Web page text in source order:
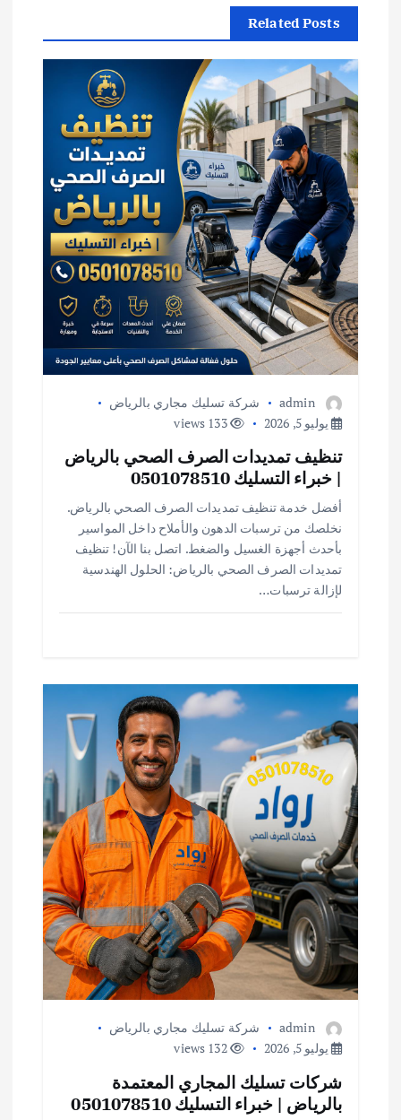
م
ق
ت
Related Posts
admin
شركة تسليك مجاري بالرياض
يوليو 5, 2026
133 views
تنظيف تمديدات الصرف الصحي بالرياض
| خبراء التسليك 0501078510
أفضل خدمة تنظيف تمديدات الصرف الصحي بالرياض.
نخلصك من ترسبات الدهون والأملاح داخل المواسير
بأحدث أجهزة الغسيل والضغط. اتصل بنا الآن! تنظيف
تمديدات الصرف الصحي بالرياض: الحلول الهندسية
لإزالة ترسبات…
admin
شركة تسليك مجاري بالرياض
يوليو 5, 2026
132 views
شركات تسليك المجاري المعتمدة
بالرياض | خبراء التسليك 0501078510